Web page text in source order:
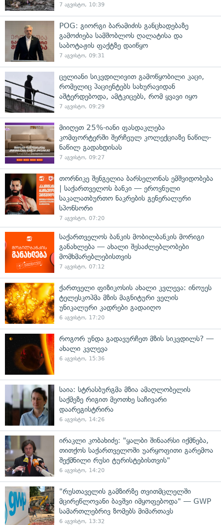
7 აგვისტო, 10:39
POG: გიორგი ბარამიძის განცხადებაზე
გამოძიება სამშობლოს ღალატისა და
საბოტაჟის ფაქტზე დაიწყო
7 აგვისტო, 09:31
ცელიანი სიკვდილივით გამოწყობილი კაცი,
რომელიც პაციენტებს სახურავიდან
აშტერდებოდა, ამტკიცებს, რომ ყვავი იყო
7 აგვისტო, 09:29
მიიღეთ 25%-იანი ფასდაკლება
კომფორტერში შერჩეულ კოლექციაზე ნაწილ-
ნაწილ გადახდისას
7 აგვისტო, 09:27
თორნიკე შენგელია ბარსელონას ემშვიდობება
| საქართველოს ბანკი — ეროვნული
საკალათბურთო ნაკრების გენერალური
სპონსორი
7 აგვისტო, 07:20
საქართველოს ბანკის მობილბანკის მორიგი
განახლება — ახალი შესაძლებლობები
მომხმარებლებისთვის
7 აგვისტო, 07:12
ქართველი ფიზიკოსის ახალი კვლევა: ინოუეს
ტელესკოპმა მზის მაგნიტური ველის
უნიკალური კადრები გადაიღო
6 აგვისტო, 17:20
როგორ უნდა გადავურჩეთ მზის სიკვდილს? —
ახალი კვლევა
6 აგვისტო, 15:36
საია: სტრასბურგმა მზია ამაღლობელის
საქმეზე რიგით მეოთხე საჩივარი
დაარეგისტრირა
6 აგვისტო, 14:26
ირაკლი კობახიძე: "ყალბი შინაარსი იქმნება,
თითქოს საქართველოში უარყოფითი გარემოა
შექმნილი რუსი ტურისტებისთვის"
6 აგვისტო, 14:20
"რუსთაველის გამზირზე თვითმცლელში
მცირეწლოვანი ბავშვი იმყოფებოდა" — GWP
სამართლებრივ ზომებს მიმართავს
6 აგვისტო, 13:32